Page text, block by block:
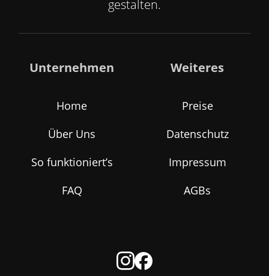
gestalten.
Unternehmen
Home
Über Uns
So funktioniert’s
FAQ
Weiteres
Preise
Datenschutz
Impressum
AGBs